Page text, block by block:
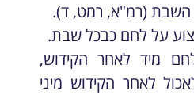
השבת (רמ"א, רמט, ד).
על לחם כבכל שבת.
מיד לאחר הקידוש,
לאחר הקידוש מיני